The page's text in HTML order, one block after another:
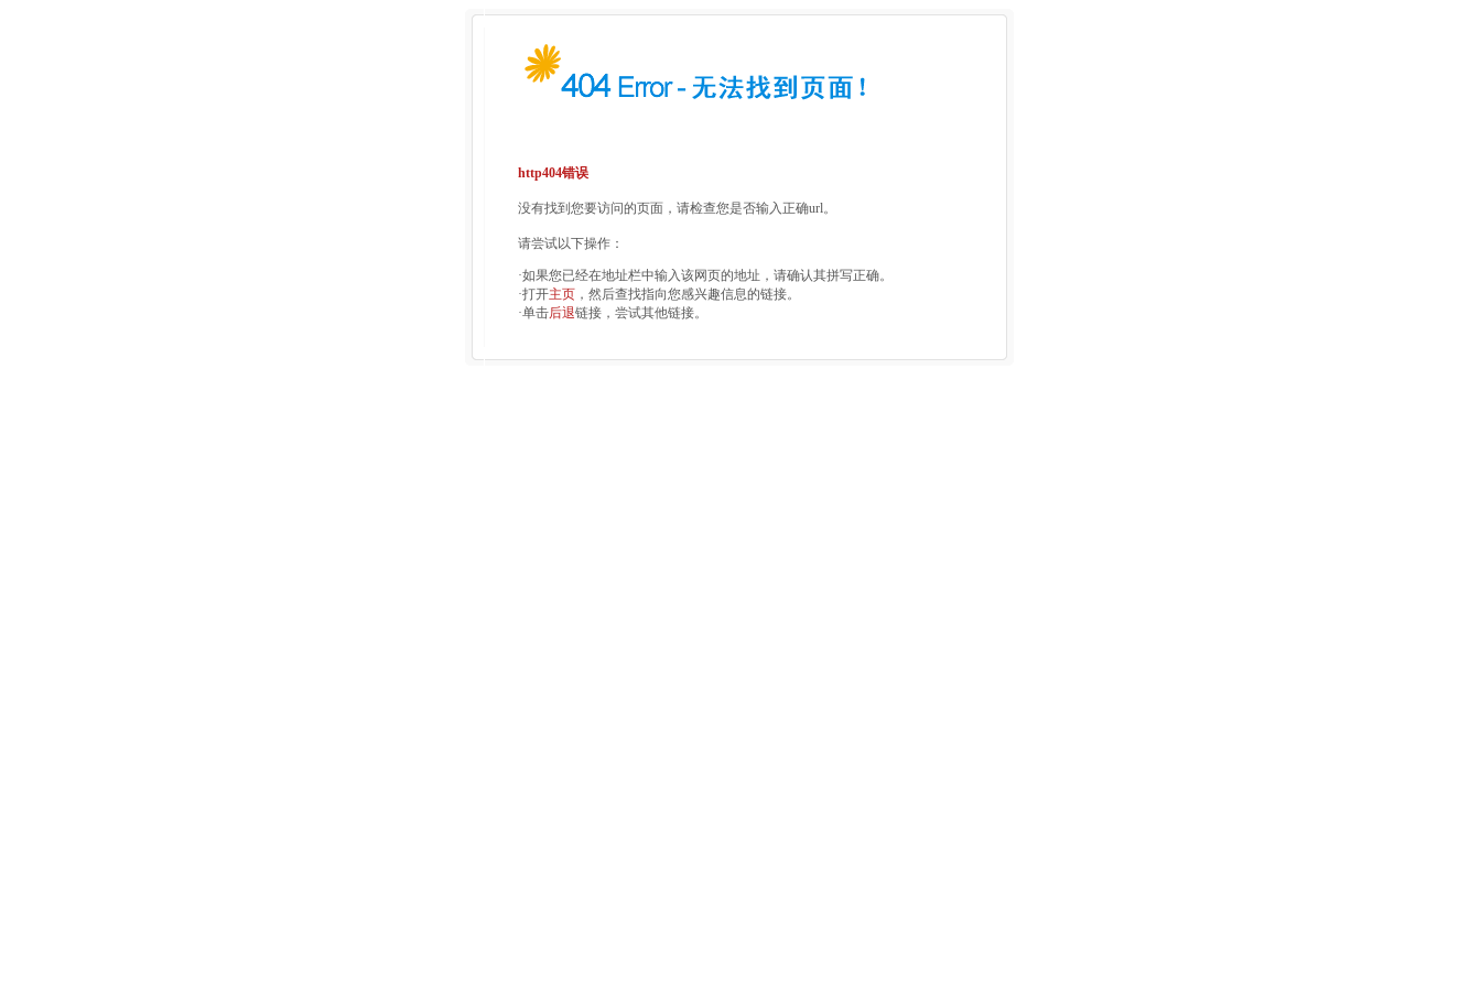
http404错误
没有找到您要访问的页面，请检查您是否输入正确url。
请尝试以下操作：
·如果您已经在地址栏中输入该网页的地址，请确认其拼写正确。
·打开主页 ，然后查找指向您感兴趣信息的链接。
·单击后退链接，尝试其他链接。